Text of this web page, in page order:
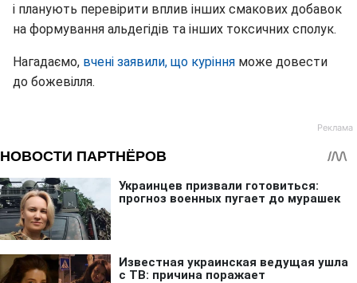
і планують перевірити вплив інших смакових добавок
на формування альдегідів та інших токсичних сполук.
Нагадаємо, вчені заявили, що куріння може довести
до божевілля.